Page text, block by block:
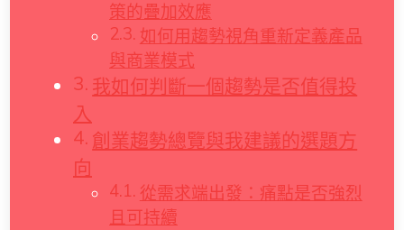
策的疊加效應
如何用趨勢視角重新定義產品
與商業模式
我如何判斷一個趨勢是否值得投
入
創業趨勢總覽與我建議的選題方
向
從需求端出發：痛點是否強烈
且可持續